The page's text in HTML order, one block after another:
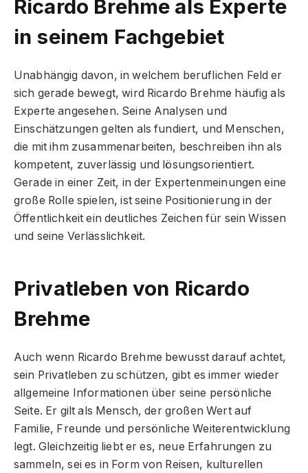
Ricardo Brehme als Experte
in seinem Fachgebiet
Unabhängig davon, in welchem beruflichen Feld er
sich gerade bewegt, wird Ricardo Brehme häufig als
Experte angesehen. Seine Analysen und
Einschätzungen gelten als fundiert, und Menschen,
die mit ihm zusammenarbeiten, beschreiben ihn als
kompetent, zuverlässig und lösungsorientiert.
Gerade in einer Zeit, in der Expertenmeinungen eine
große Rolle spielen, ist seine Positionierung in der
Öffentlichkeit ein deutliches Zeichen für sein Wissen
und seine Verlässlichkeit.
Privatleben von Ricardo
Brehme
Auch wenn Ricardo Brehme bewusst darauf achtet,
sein Privatleben zu schützen, gibt es immer wieder
allgemeine Informationen über seine persönliche
Seite. Er gilt als Mensch, der großen Wert auf
Familie, Freunde und persönliche Weiterentwicklung
legt. Gleichzeitig liebt er es, neue Erfahrungen zu
sammeln, sei es in Form von Reisen, kulturellen